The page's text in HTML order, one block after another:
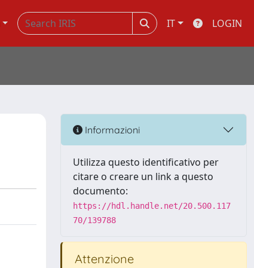
IT LOGIN
Informazioni
Utilizza questo identificativo per
citare o creare un link a questo
documento:
https://hdl.handle.net/20.500.117
70/139788
Attenzione